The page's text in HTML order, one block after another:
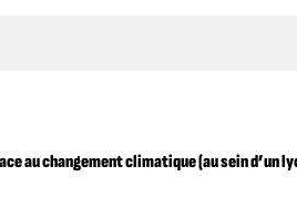
au changement climatique (au sein d’un